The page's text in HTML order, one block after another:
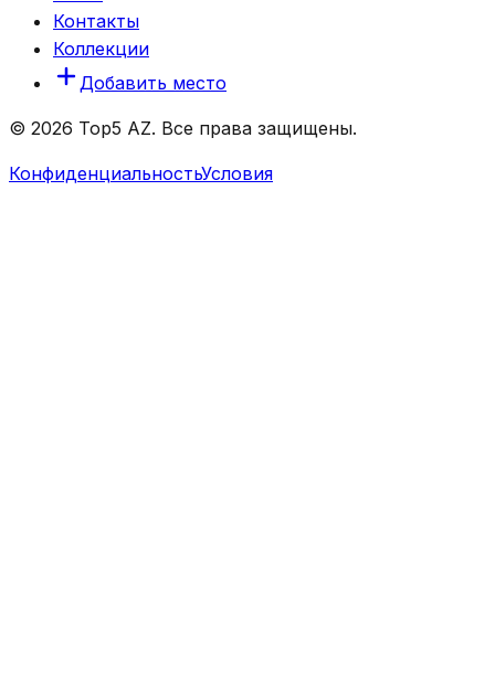
Контакты
Коллекции
Добавить место
© 2026 Top5 AZ. Все права защищены.
КонфиденциальностьУсловия